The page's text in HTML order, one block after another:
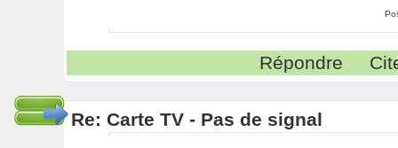
Répondre
Re: Carte TV - Pas de signal